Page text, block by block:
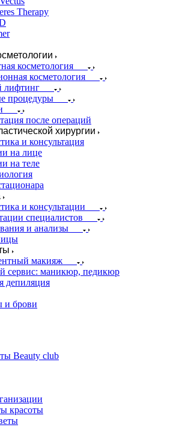
Therapy
косметология
косметология
лифтинг
процедуры
после операций
хирургии
и консультация
на лице
на теле
и консультации
специалистов
и анализы
макияж
сервис: маникюр, педикюр
депиляция
и брови
Beauty club
красоты